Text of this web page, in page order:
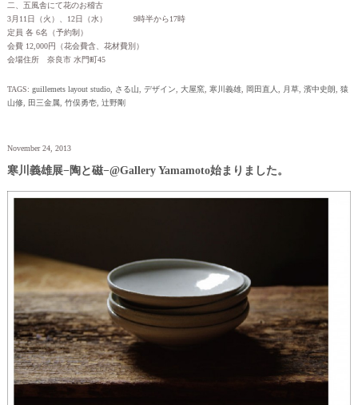
二、五風舎にて花のお稽古
3月11日（火）、12日（水） 9時半から17時
定員 各 6名（予約制）
会費 12,000円（花会費含、花材費別）
会場住所 奈良市 水門町45
TAGS: guillemets layout studio, さる山, デザイン, 大屋窯, 寒川義雄, 岡田直人, 月草, 濱中史朗, 猿
山修, 田三金属, 竹俣勇壱, 辻野剛
November 24, 2013
寒川義雄展−陶と磁−@Gallery Yamamoto始まりました。